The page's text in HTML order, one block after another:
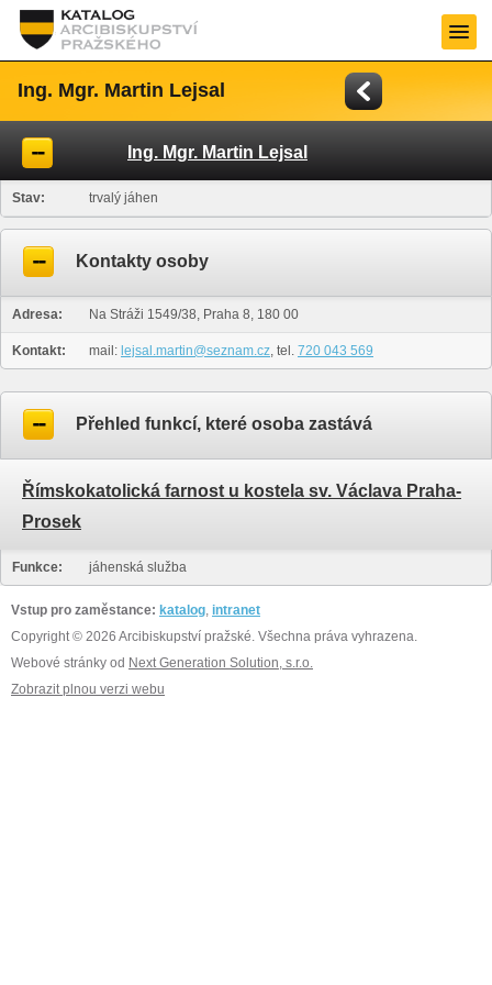
Ing. Mgr. Martin Lejsal
Ing. Mgr. Martin Lejsal
Stav: trvalý jáhen
Kontakty osoby
Adresa: Na Stráži 1549/38, Praha 8, 180 00
Kontakt: mail: lejsal.martin@seznam.cz, tel. 720 043 569
Přehled funkcí, které osoba zastává
Římskokatolická farnost u kostela sv. Václava Praha-
Prosek
Funkce: jáhenská služba
Vstup pro zaměstance: katalog, intranet
Copyright © 2026 Arcibiskupství pražské. Všechna práva vyhrazena.
Webové stránky od Next Generation Solution, s.r.o.
Zobrazit plnou verzi webu